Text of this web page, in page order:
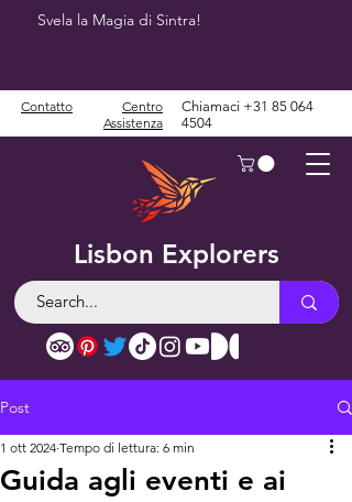
Svela la Magia di Sintra!
Lisbon Explorers
Contatto
Centro
Assistenza
Chiamaci +31 85 064
4504
Post
Guida agli eventi e ai
1 ott 2024 Tempo di lettura: 6 min